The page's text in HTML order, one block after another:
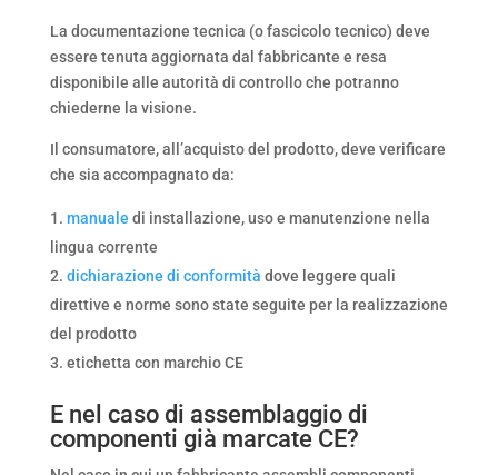
La documentazione tecnica (o fascicolo tecnico) deve
essere tenuta aggiornata dal fabbricante e resa
disponibile alle autorità di controllo che potranno
chiederne la visione.
Il consumatore, all’acquisto del prodotto, deve verificare
che sia accompagnato da:
manuale di installazione, uso e manutenzione nella
lingua corrente
dichiarazione di conformità dove leggere quali
direttive e norme sono state seguite per la realizzazione
del prodotto
etichetta con marchio CE
E nel caso di assemblaggio di
componenti già marcate CE?